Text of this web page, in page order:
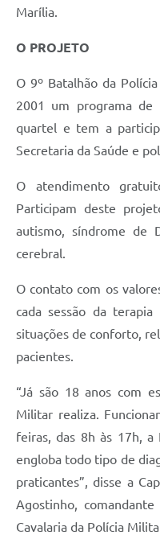
Marília.
O PROJETO
O 9º Batalhão da
2001 um programa de
quartel e tem a
Secretaria da Saúde e
O atendimento
Participam deste
autismo, síndrome de
cerebral.
O contato com os
cada sessão da
situações de conforto,
pacientes.
“Já são 18 anos com
Militar realiza.
feiras, das 8h às 17h,
engloba todo tipo de
praticantes”, disse a
Agostinho,
Cavalaria da Polícia